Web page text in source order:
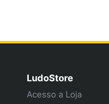
LudoStore
Acesso a Loja